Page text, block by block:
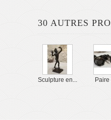
30 AUTRES
Sculpture en... Paire